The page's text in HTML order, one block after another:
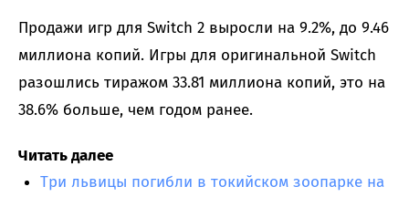
Продажи игр для Switch 2 выросли на 9.2%, до 9.46
миллиона копий. Игры для оригинальной Switch
разошлись тиражом 33.81 миллиона копий, это на
38.6% больше, чем годом ранее.
Читать далее
Три львицы погибли в токийском зоопарке на